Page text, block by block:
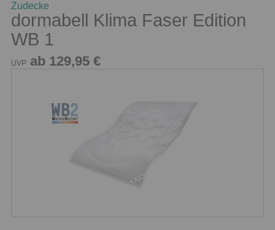
Zudecke
dormabell Klima Faser Edition
WB 1
UVP ab 129,95 €